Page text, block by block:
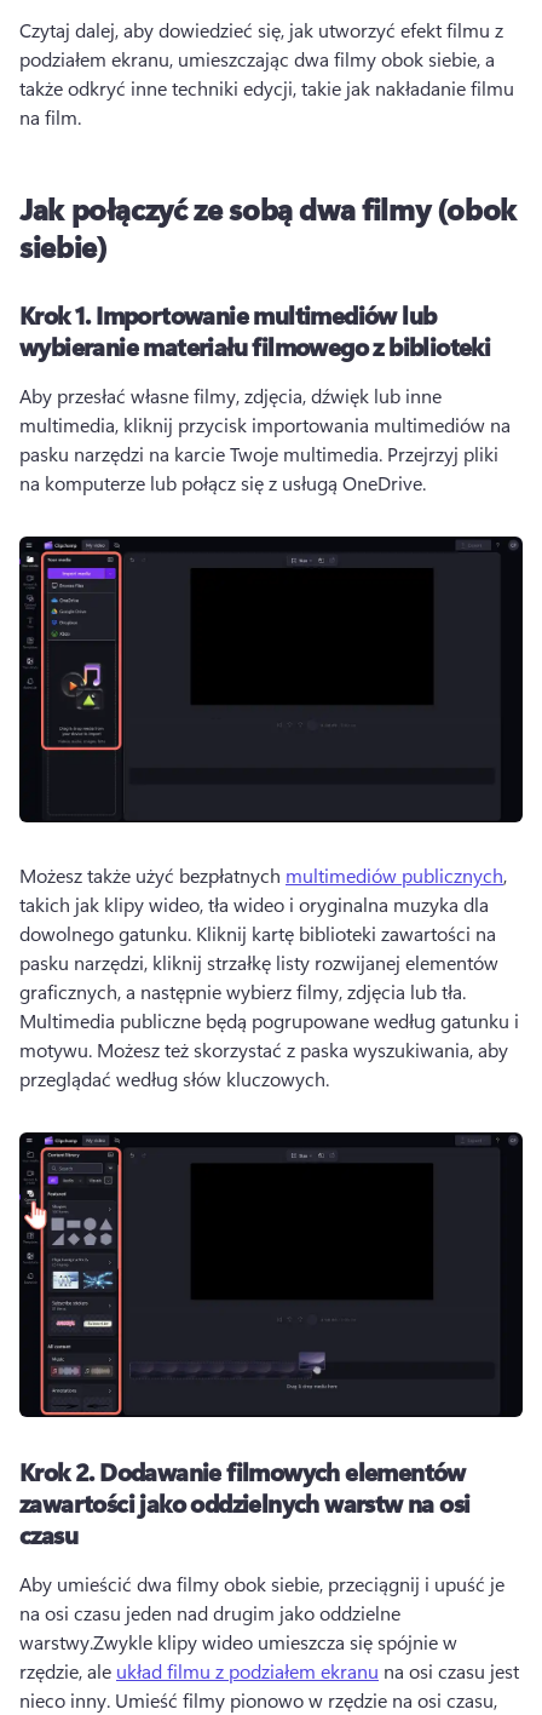
Czytaj dalej, aby dowiedzieć się, jak utworzyć efekt filmu z
podziałem ekranu, umieszczając dwa filmy obok siebie, a
także odkryć inne techniki edycji, takie jak nakładanie filmu
na film.
Jak połączyć ze sobą dwa filmy (obok
siebie)
Krok 1.Importowanie multimediów lub
wybieranie materiału filmowego z biblioteki
Aby przesłać własne filmy, zdjęcia, dźwięk lub inne
multimedia, kliknij przycisk importowania multimediów na
pasku narzędzi na karcie Twoje multimedia. Przejrzyj pliki
na komputerze lub połącz się z usługą OneDrive.
Możesz także użyć bezpłatnych multimediów publicznych,
takich jak klipy wideo, tła wideo i oryginalna muzyka dla
dowolnego gatunku. Kliknij kartę biblioteki zawartości na
pasku narzędzi, kliknij strzałkę listy rozwijanej elementów
Multimedia publiczne będą pogrupowane według gatunku i
motywu. Możesz też skorzystać z paska wyszukiwania, aby
przeglądać według słów kluczowych.
Krok 2.Dodawanie filmowych elementów
zawartości jako oddzielnych warstw na osi
czasu
Aby umieścić dwa filmy obok siebie, przeciągnij i upuść je
na osi czasu jeden nad drugim jako oddzielne
warstwy.Zwykle klipy wideo umieszcza się spójnie w
rzędzie, ale układ filmu z podziałem ekranu na osi czasu jest
nieco inny. Umieść filmy pionowo w rzędzie na osi czasu,